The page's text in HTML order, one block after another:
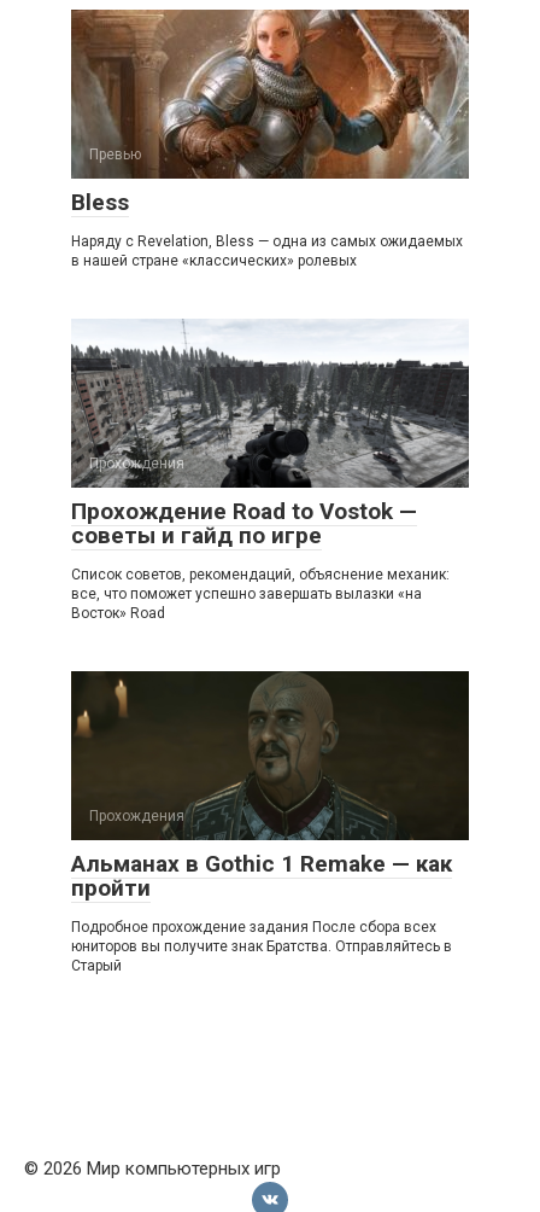
Превью
Bless
Наряду с Revelation, Bless — одна из самых ожидаемых
в нашей стране «классических» ролевых
Прохождения
Прохождение Road to Vostok —
советы и гайд по игре
Список советов, рекомендаций, объяснение механик:
все, что поможет успешно завершать вылазки «на
Восток» Road
Прохождения
Альманах в Gothic 1 Remake — как
пройти
Подробное прохождение задания После сбора всех
юниторов вы получите знак Братства. Отправляйтесь в
Старый
© 2026 Мир компьютерных игр